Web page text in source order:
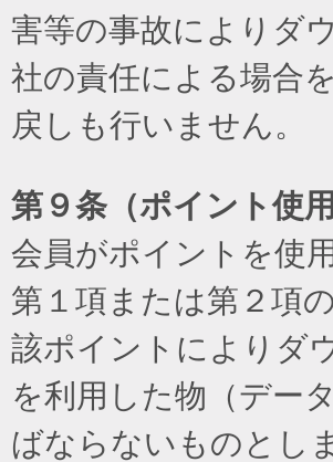
害等の事故によりダ
社の責任による場合
戻しも行いません。
第９条（ポイント使
会員がポイントを使
第１項または第２項
該ポイントによりダ
を利用した物（デー
ばならないものとし